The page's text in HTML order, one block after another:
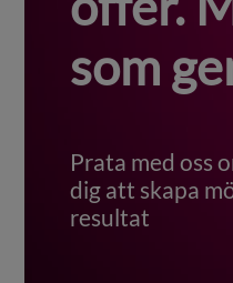
som
Prata med oss
dig att skapa
resultat